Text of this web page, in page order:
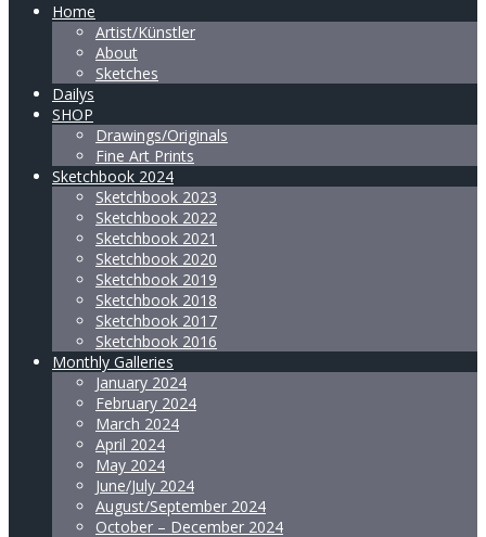
Home
Artist/Künstler
About
Sketches
Dailys
SHOP
Drawings/Originals
Fine Art Prints
Sketchbook 2024
Sketchbook 2023
Sketchbook 2022
Sketchbook 2021
Sketchbook 2020
Sketchbook 2019
Sketchbook 2018
Sketchbook 2017
Sketchbook 2016
Monthly Galleries
January 2024
February 2024
March 2024
April 2024
May 2024
June/July 2024
August/September 2024
October – December 2024